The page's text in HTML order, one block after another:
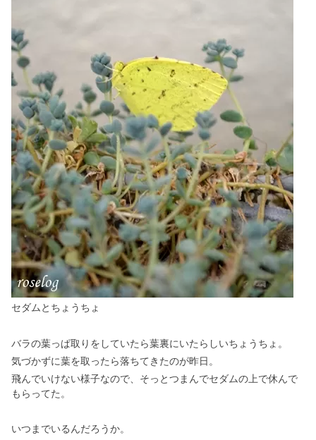
セダムとちょうちょ
バラの葉っぱ取りをしていたら葉裏にいたらしいちょうちょ。
気づかずに葉を取ったら落ちてきたのが昨日。
飛んでいけない様子なので、そっとつまんでセダムの上で休んで
もらってた。
いつまでいるんだろうか。